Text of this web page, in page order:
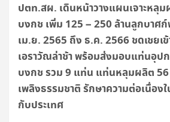
ปตท.สผ. เดินหน้าวางแผนเจาะหลุ
บงกช เพิ่ม 125 – 250 ล้านลูกบาศ
เม.ย. 2565 ถึง ธ.ค. 2566 ชดเชยเ
เอราวัณล่าช้า พร้อมส่งมอบแท่นอุ
บงกช รวม 9 แท่น แท่นหลุมผลิต 56
เพลิงธรรมชาติ รักษาความต่อเนื่อง
กับประเทศ